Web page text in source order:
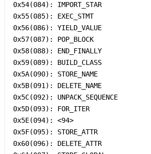
0x54(084): IMPORT_STAR
0x55(085): EXEC_STMT
0x56(086): YIELD_VALUE
0x57(087): POP_BLOCK
0x58(088): END_FINALLY
0x59(089): BUILD_CLASS
0x5A(090): STORE_NAME
0x5B(091): DELETE_NAME
0x5C(092): UNPACK_SEQUENCE
0x5D(093): FOR_ITER
0x5E(094): <94>
0x5F(095): STORE_ATTR
0x60(096): DELETE_ATTR